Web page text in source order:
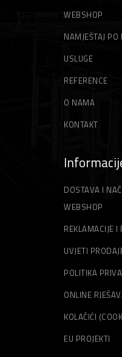
WEBSHOP
NAMJEŠTAJ PO
USLUGE
REFERENCE
O NAMA
KONTAKT
DOSTAVA I
WEBSHOP
REKLAMACIJE
UVJETI
POLITIKA
ONLINE
KOLAČIĆI
EU PROJEKTI